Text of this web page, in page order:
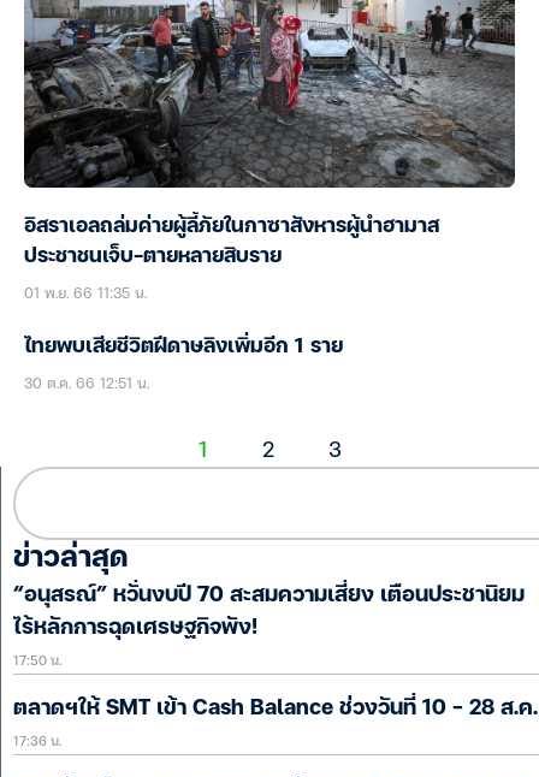
อิสราเอลถล่มค่ายผู้ลี้ภัยในกาซาสังหารผู้นำฮามาส
ประชาชนเจ็บ-ตายหลายสิบราย
01 พ.ย. 66 11:35 น.
ไทยพบเสียชีวิตฝีดาษลิงเพิ่มอีก 1 ราย
30 ต.ค. 66 12:51 น.
1 2 3
ข่าวล่าสุด
“อนุสรณ์” หวั่นงบปี 70 สะสมความเสี่ยง เตือนประชานิยม
ไร้หลักการฉุดเศรษฐกิจพัง!
17:50 น.
ตลาดฯให้ SMT เข้า Cash Balance ช่วงวันที่ 10 – 28 ส.ค.
17:36 น.